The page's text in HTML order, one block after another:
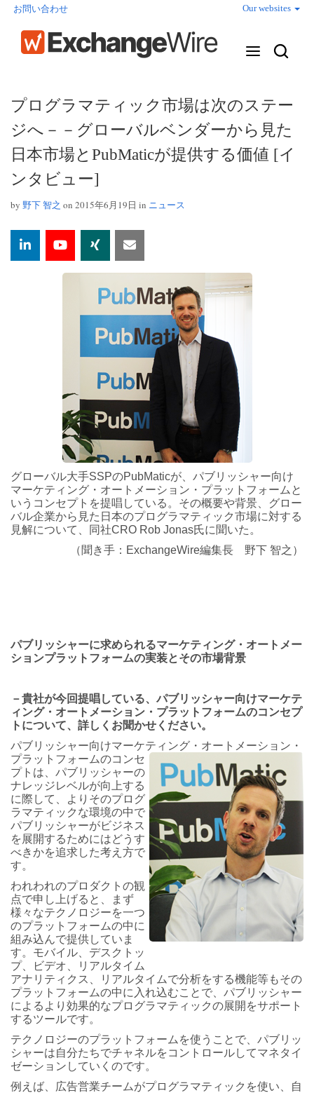
お問い合わせ Our websites
プログラマティック市場は次のステー
ジへ－－グローバルベンダーから見た
日本市場とPubMaticが提供する価値 [イ
ンタビュー]
by 野下 智之 on 2015年6月19日 in ニュース
グローバル大手SSPのPubMaticが、パブリッシャー向け
マーケティング・オートメーション・プラットフォームと
いうコンセプトを提唱している。その概要や背景、グロー
バル企業から見た日本のプログラマティック市場に対する
見解について、同社CRO Rob Jonas氏に聞いた。
（聞き手：ExchangeWire編集長 野下 智之）
パブリッシャーに求められるマーケティング・オートメー
ションプラットフォームの実装とその市場背景
－貴社が今回提唱している、パブリッシャー向けマーケテ
ィング・オートメーション・プラットフォームのコンセプ
トについて、詳しくお聞かせください。
パブリッシャー向けマーケティ ング・オートメーション・
プラットフォームのコンセ
プトは、パブリッシャーの
ナレッジレベルが向上する
に際して、よりそのプログ
ラマティックな環境の中で
パブリッシャーがビジネス
を展開するためにはどうす
べきかを追求した考え方で
す。
われわれのプロダクトの観
点で申し上げると、まず
様々なテクノロジーを一つ
のプラットフォームの中に
組み込んで提供していま
す。モバイル、デスクトッ
プ、ビデオ、リアルタイム
アナリティクス、リアルタイムで分析をする機能等もその
プラットフォームの中に入れ込むことで、パブリッシャー
によるより効果的なプログラマティックの展開をサポート
するツールです。
テクノロジーのプラットフォームを使うことで、パブリッ
シャーは自分たちでチャネルをコントロールしてマネタイ
ゼーションしていくのです。
例えば、広告営業チームがプログラマティックを使い、自